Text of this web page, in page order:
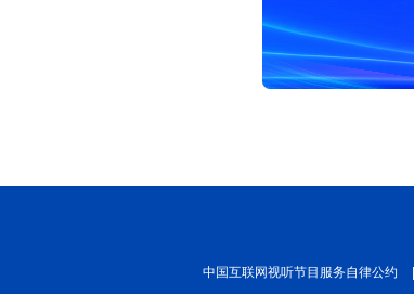
中国互联网视听节目服务自律公约